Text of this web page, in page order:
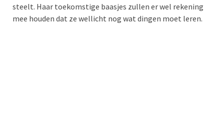
steelt. Haar toekomstige baasjes zullen er wel rekening
mee houden dat ze wellicht nog wat dingen moet leren.